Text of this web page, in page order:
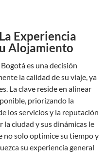
Experiencia
Alojamiento
es una decisión
la calidad de su viaje, ya
La clave reside en alinear
priorizando la
los servicios y la reputación
ciudad y sus dinámicas le
no solo optimice su tiempo y
su experiencia general